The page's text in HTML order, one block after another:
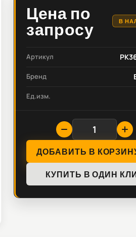
Цена по
запросу
В
Артикул
Бренд
Ед.изм.
ДОБАВИТЬ В
КУПИТЬ В ОДИН